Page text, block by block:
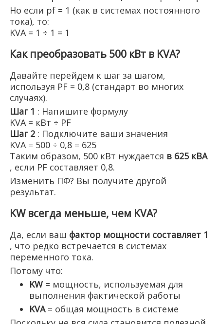
Но если pf = 1 (как в системах постоянного
тока), то:
KVA = 1 ÷ 1 = 1
Как преобразовать 500 кВт в KVA?
Давайте перейдем к шаг за шагом,
используя PF = 0,8 (стандарт во многих
случаях).
Шаг 1 : Напишите формулу
KVA = кВт ÷ PF
Шаг 2 : Подключите ваши значения
KVA = 500 ÷ 0,8 = 625
Таким образом, 500 кВт нуждается в 625 кВА
, если PF составляет 0,8.
Изменить ПФ? Вы получите другой
результат.
KW всегда меньше, чем KVA?
Да, если ваш фактор мощности составляет 1
, что редко встречается в системах
переменного тока.
Потому что:
KW = мощность, используемая для
выполнения фактической работы
KVA = общая мощность в системе